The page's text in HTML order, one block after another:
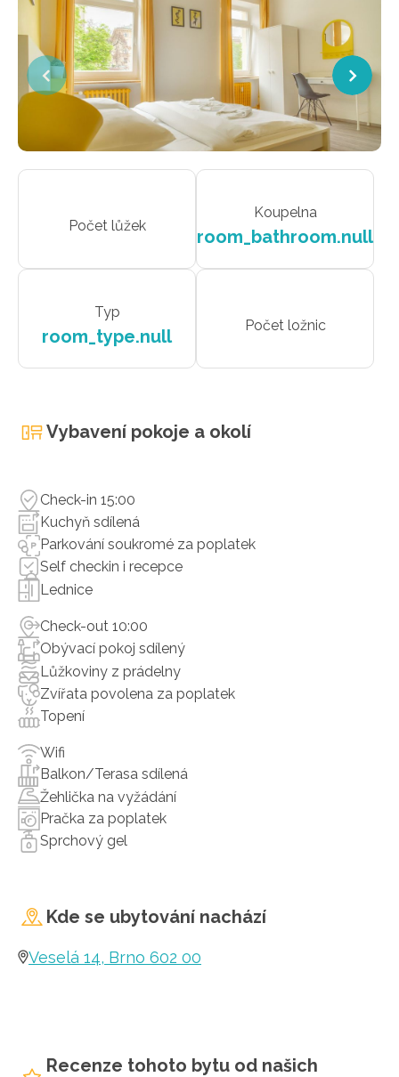
Počet lůžek
Koupelna
room_bathroom.null
Typ
room_type.null
Počet ložnic
Vybavení pokoje a okolí
Check-in 15:00
Kuchyň sdílená
Parkování soukromé za poplatek
Self checkin i recepce
Lednice
Check-out 10:00
Obývací pokoj sdílený
Lůžkoviny z prádelny
Zvířata povolena za poplatek
Topení
Wifi
Balkon/Terasa sdílená
Žehlička na vyžádání
Pračka za poplatek
Sprchový gel
Kde se ubytování nachází
Veselá 14, Brno 602 00
Recenze tohoto bytu od našich